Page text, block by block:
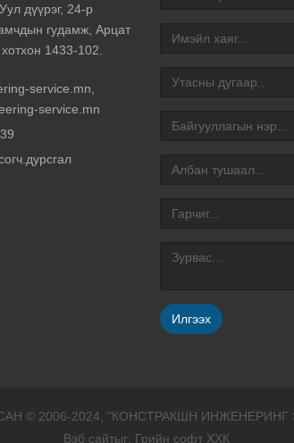
дүүрэг, 24-р
гудамж, Арцат
1433-102.
service.mn
service.mn
Илгээх
© 2006-2024, "КОНСТРАКШН
Вэб сайтыг: Грийн софт ХХК